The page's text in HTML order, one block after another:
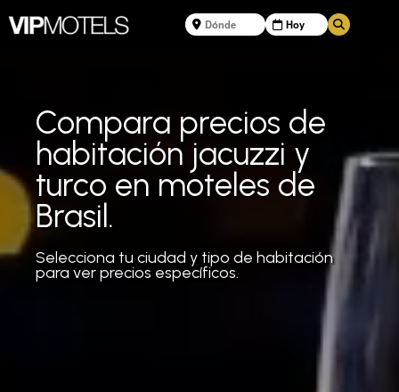
Compara precios de
habitación jacuzzi y
turco en moteles de
Brasil.
Selecciona tu ciudad y tipo de habitación
para ver precios específicos.